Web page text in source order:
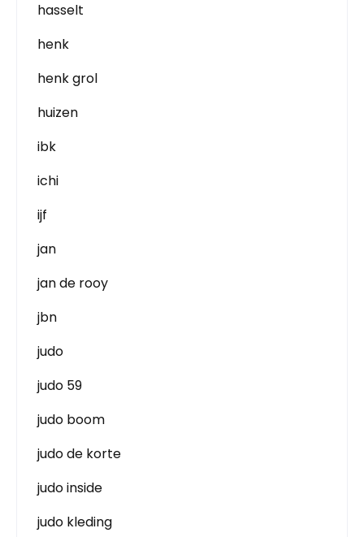
hasselt
henk
henk grol
huizen
ibk
ichi
ijf
jan
jan de rooy
jbn
judo
judo 59
judo boom
judo de korte
judo inside
judo kleding